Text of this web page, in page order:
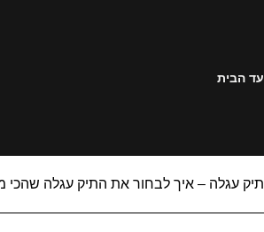
תיק עגלה – איך לבחור את התיק עגלה שהכי